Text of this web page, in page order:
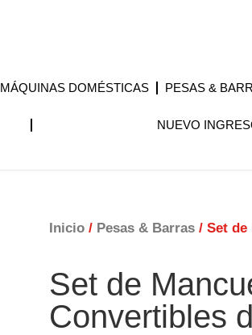
MÁQUINAS DOMÉSTICAS PESAS &
NUEVO
Inicio / Pesas & Barras / Set de
Set de
Convertibles